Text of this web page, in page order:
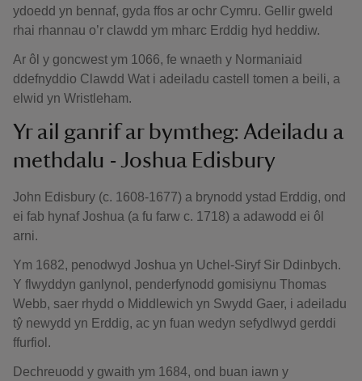
ydoedd yn bennaf, gyda ffos ar ochr Cymru. Gellir gweld
rhai rhannau o’r clawdd ym mharc Erddig hyd heddiw.
Ar ôl y goncwest ym 1066, fe wnaeth y Normaniaid
ddefnyddio Clawdd Wat i adeiladu castell tomen a beili, a
elwid yn Wristleham.
Yr ail ganrif ar bymtheg: Adeiladu a
methdalu - Joshua Edisbury
John Edisbury (c. 1608-1677) a brynodd ystad Erddig, ond
ei fab hynaf Joshua (a fu farw c. 1718) a adawodd ei ôl
arni.
Ym 1682, penodwyd Joshua yn Uchel-Siryf Sir Ddinbych.
Y flwyddyn ganlynol, penderfynodd gomisiynu Thomas
Webb, saer rhydd o Middlewich yn Swydd Gaer, i adeiladu
tŷ newydd yn Erddig, ac yn fuan wedyn sefydlwyd gerddi
ffurfiol.
Dechreuodd y gwaith ym 1684, ond buan iawn y